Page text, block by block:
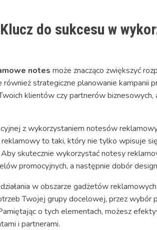
do sukcesu w
notes może znacząco zwiększyć
strategiczne planowanie
klientów czy partnerów
z wykorzystaniem notesów
to taki, który nie tylko wpisuje
skutecznie wykorzystać notesy
promocyjnych, a następnie dobór
w obszarze gadżetów
Twojej grupy docelowej, przez
o tych elementach, możesz
i partnerami.